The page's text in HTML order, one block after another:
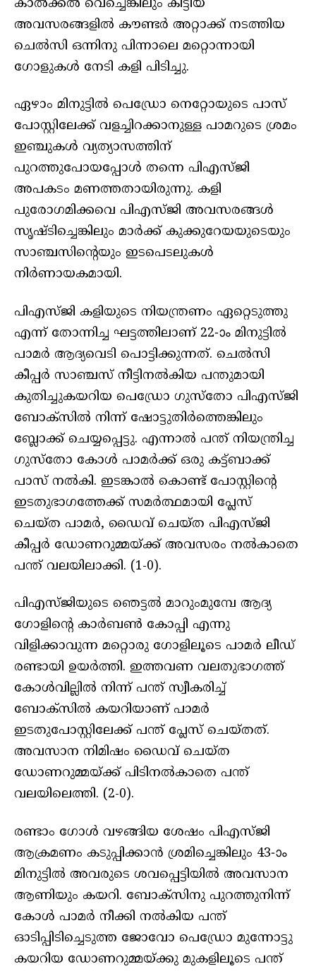
കാൽക്കൽ വെച്ചെങ്കിലും കിട്ടിയ
അവസരങ്ങളിൽ കൗണ്ടർ അറ്റാക്ക് നടത്തിയ
ചെൽസി ഒന്നിനു പിന്നാലെ മറ്റൊന്നായി
ഗോളുകൾ നേടി കളി പിടിച്ചു.
ഏഴാം മിനുട്ടിൽ പെഡ്രോ നെറ്റോയുടെ പാസ്
പോസ്റ്റിലേക്ക് വളച്ചിറക്കാനുള്ള പാമറുടെ ശ്രമം
ഇഞ്ചുകൾ വ്യത്യാസത്തിന്
പുറത്തുപോയപ്പോൾ തന്നെ പിഎസ്ജി
അപകടം മണത്തതായിരുന്നു. കളി
പുരോഗമിക്കവെ പിഎസ്ജി അവസരങ്ങൾ
സൃഷ്ടിച്ചെങ്കിലും മാർക്ക് കുക്കുറേയയുടെയും
സാഞ്ചസിന്റെയും ഇടപെടലുകൾ
നിർണായകമായി.
പിഎസ്ജി കളിയുടെ നിയന്ത്രണം ഏറ്റെടുത്തു
എന്ന് തോന്നിച്ച ഘട്ടത്തിലാണ് 22-ാം മിനുട്ടിൽ
പാമർ ആദ്യവെടി പൊട്ടിക്കുന്നത്. ചെൽസി
കീപ്പർ സാഞ്ചസ് നീട്ടിനൽകിയ പന്തുമായി
കുതിച്ചുകയറിയ പെഡ്രോ ഗുസ്‌തോ പിഎസ്ജി
ബോക്‌സിൽ നിന്ന് ഷോട്ടുതിർത്തെങ്കിലും
ബ്ലോക്ക് ചെയ്യപ്പെട്ടു. എന്നാൽ പന്ത് നിയന്ത്രിച്ച
ഗുസ്‌തോ കോൾ പാമർക്ക് ഒരു കട്ട്ബാക്ക്
പാസ് നൽകി. ഇടങ്കാൽ കൊണ്ട് പോസ്റ്റിന്റെ
ഇടതുഭാഗത്തേക്ക് സമർത്ഥമായി പ്ലേസ്
ചെയ്ത പാമർ, ഡൈവ് ചെയ്ത പിഎസ്ജി
കീപ്പർ ഡോണറുമ്മയ്ക്ക് അവസരം നൽകാതെ
പന്ത് വലയിലാക്കി. (1-0).
പിഎസ്ജിയുടെ ഞെട്ടൽ മാറുംമുമ്പേ ആദ്യ
ഗോളിന്റെ കാർബൺ കോപ്പി എന്നു
വിളിക്കാവുന്ന മറ്റൊരു ഗോളിലൂടെ പാമർ ലീഡ്
രണ്ടായി ഉയർത്തി. ഇത്തവണ വലതുഭാഗത്ത്
കോൾവില്ലിൽ നിന്ന് പന്ത് സ്വീകരിച്ച്
ബോക്‌സിൽ കയറിയാണ് പാമർ
ഇടതുപോസ്റ്റിലേക്ക് പന്ത് പ്ലേസ് ചെയ്തത്.
അവസാന നിമിഷം ഡൈവ് ചെയ്ത
ഡോണറുമ്മയ്ക്ക് പിടിനൽകാതെ പന്ത്
വലയിലെത്തി. (2-0).
രണ്ടാം ഗോൾ വഴങ്ങിയ ശേഷം പിഎസ്ജി
ആക്രമണം കടുപ്പിക്കാൻ ശ്രമിച്ചെങ്കിലും 43-ാം
മിനുട്ടിൽ അവരുടെ ശവപ്പെട്ടിയിൽ അവസാന
ആണിയും കയറി. ബോക്‌സിനു പുറത്തുനിന്ന്
കോൾ പാമർ നീക്കി നൽകിയ പന്ത്
ഓടിപ്പിടിച്ചെടുത്ത ജോവോ പെഡ്രോ മുന്നോട്ടു
കയറിയ ഡോണറുമ്മയ്ക്കു മുകളിലൂടെ പന്ത്